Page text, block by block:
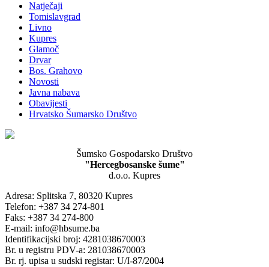
Natječaji
Tomislavgrad
Livno
Kupres
Glamoč
Drvar
Bos. Grahovo
Novosti
Javna nabava
Obavijesti
Hrvatsko Šumarsko Društvo
Šumsko Gospodarsko Društvo
"Hercegbosanske šume"
d.o.o. Kupres
Adresa: Splitska 7, 80320 Kupres
Telefon: +387 34 274-801
Faks: +387 34 274-800
E-mail: info@hbsume.ba
Identifikacijski broj: 4281038670003
Br. u registru PDV-a: 281038670003
Br. rj. upisa u sudski registar: U/I-87/2004